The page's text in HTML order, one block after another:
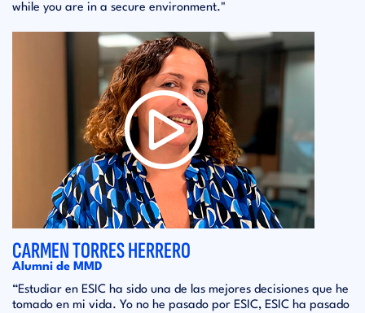
while you are in a secure environment."
CARMEN TORRES HERRERO
Alumni de MMD
“Estudiar en ESIC ha sido una de las mejores decisiones que he
tomado en mi vida. Yo no he pasado por ESIC, ESIC ha pasado